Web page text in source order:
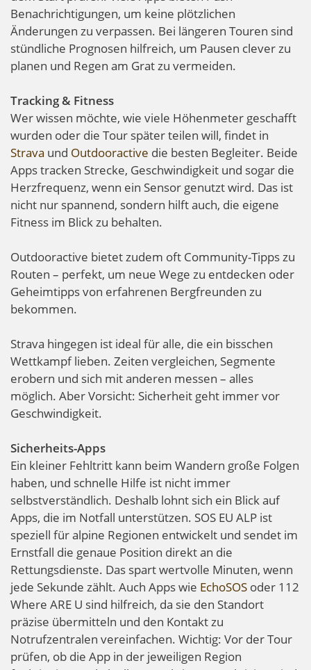
Benachrichtigungen, um keine plötzlichen
Änderungen zu verpassen. Bei längeren Touren sind
stündliche Prognosen hilfreich, um Pausen clever zu
planen und Regen am Grat zu vermeiden.
Tracking & Fitness
Wer wissen möchte, wie viele Höhenmeter geschafft
wurden oder die Tour später teilen will, findet in
Strava und Outdooractive die besten Begleiter. Beide
Apps tracken Strecke, Geschwindigkeit und sogar die
Herzfrequenz, wenn ein Sensor genutzt wird. Das ist
nicht nur spannend, sondern hilft auch, die eigene
Fitness im Blick zu behalten.
Outdooractive bietet zudem oft Community-Tipps zu
Routen – perfekt, um neue Wege zu entdecken oder
Geheimtipps von erfahrenen Bergfreunden zu
bekommen.
Strava hingegen ist ideal für alle, die ein bisschen
Wettkampf lieben. Zeiten vergleichen, Segmente
erobern und sich mit anderen messen – alles
möglich. Aber Vorsicht: Sicherheit geht immer vor
Geschwindigkeit.
Sicherheits-Apps
Ein kleiner Fehltritt kann beim Wandern große Folgen
haben, und schnelle Hilfe ist nicht immer
selbstverständlich. Deshalb lohnt sich ein Blick auf
Apps, die im Notfall unterstützen. SOS EU ALP ist
speziell für alpine Regionen entwickelt und sendet im
Ernstfall die genaue Position direkt an die
Rettungsdienste. Das spart wertvolle Minuten, wenn
jede Sekunde zählt. Auch Apps wie EchoSOS oder 112
Where ARE U sind hilfreich, da sie den Standort
präzise übermitteln und den Kontakt zu
Notrufzentralen vereinfachen. Wichtig: Vor der Tour
prüfen, ob die App in der jeweiligen Region